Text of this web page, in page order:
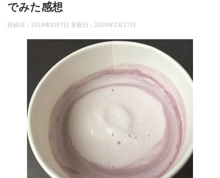
でみた感想
投稿日：2019年8月7日 更新日： 2020年2月17日